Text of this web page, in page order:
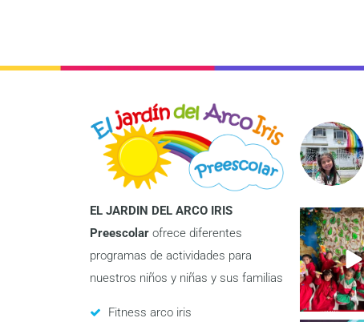
EL JARDIN DEL ARCO IRIS
Preescolar ofrece diferentes
programas de actividades para
nuestros niños y niñas y sus familias
Fitness arco iris